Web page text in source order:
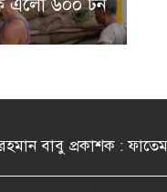
এলো ৬০০ টন
বাবু প্রকাশক :